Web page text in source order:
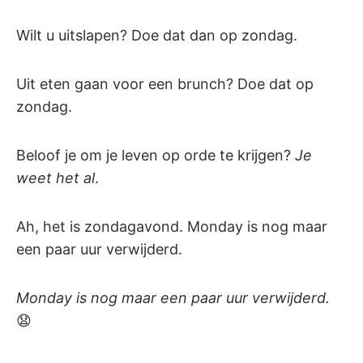
Wilt u uitslapen? Doe dat dan op zondag.
Uit eten gaan voor een brunch? Doe dat op
zondag.
Beloof je om je leven op orde te krijgen? Je
weet het al.
Ah, het is zondagavond. Monday is nog maar
een paar uur verwijderd.
Monday is nog maar een paar uur verwijderd.
😧